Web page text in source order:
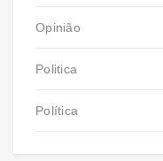
Opinião
Politica
Política